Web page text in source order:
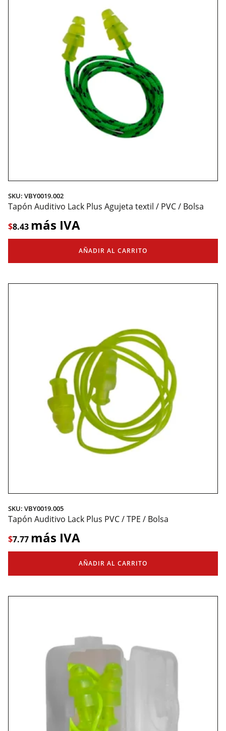
SKU: VBY0019.002
Tapón Auditivo Lack Plus Agujeta textil / PVC / Bolsa
$8.43 más IVA
AÑADIR AL CARRITO
SKU: VBY0019.005
Tapón Auditivo Lack Plus PVC / TPE / Bolsa
$7.77 más IVA
AÑADIR AL CARRITO